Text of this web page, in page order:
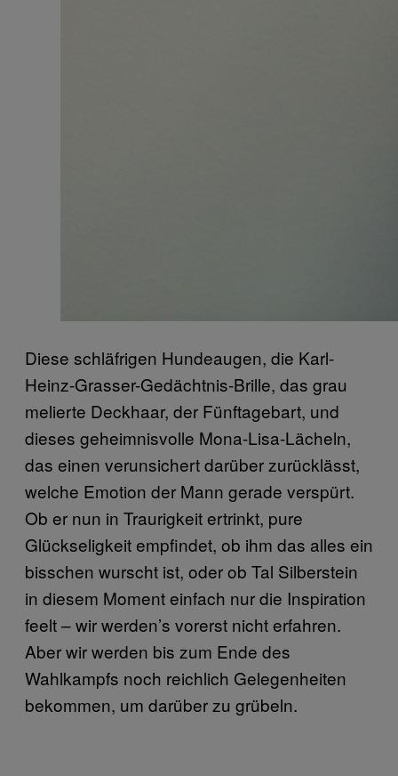
Diese schläfrigen Hundeaugen, die Karl-
Heinz-Grasser-Gedächtnis-Brille, das grau
melierte Deckhaar, der Fünftagebart, und
dieses geheimnisvolle Mona-Lisa-Lächeln,
das einen verunsichert darüber zurücklässt,
welche Emotion der Mann gerade verspürt.
Ob er nun in Traurigkeit ertrinkt, pure
Glückseligkeit empfindet, ob ihm das alles ein
bisschen wurscht ist, oder ob Tal Silberstein
in diesem Moment einfach nur die Inspiration
feelt – wir werden’s vorerst nicht erfahren.
Aber wir werden bis zum Ende des
Wahlkampfs noch reichlich Gelegenheiten
bekommen, um darüber zu grübeln.